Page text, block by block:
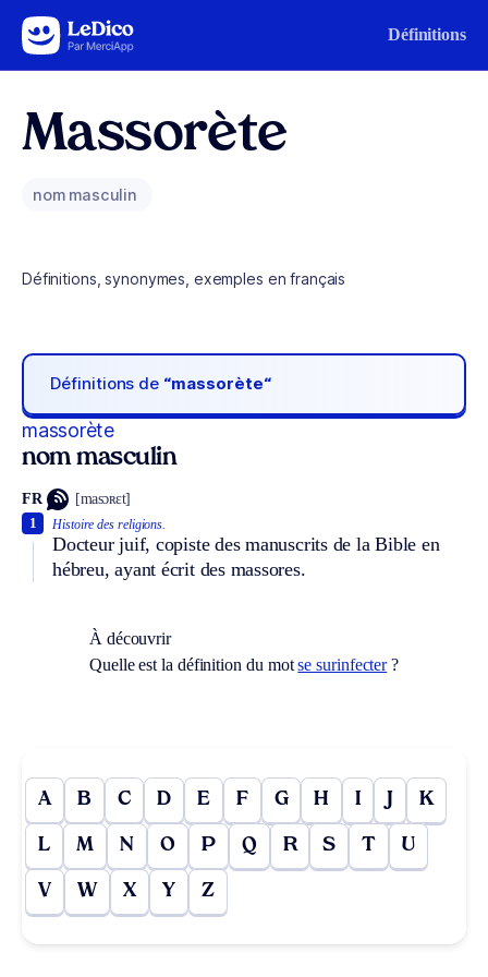
Aller au contenu Définitions
Massorète
nom masculin
Définitions, synonymes, exemples en français
Définitions de “massorète“
massorète
nom masculin
FR [masɔʀɛt]
Histoire des religions.
Docteur juif, copiste des manuscrits de la Bible en
hébreu, ayant écrit des massores.
1
À découvrir
Quelle est la définition du motse surinfecter?
A B C D E F G H I J K
L M N O P Q R S T U
V W X Y Z